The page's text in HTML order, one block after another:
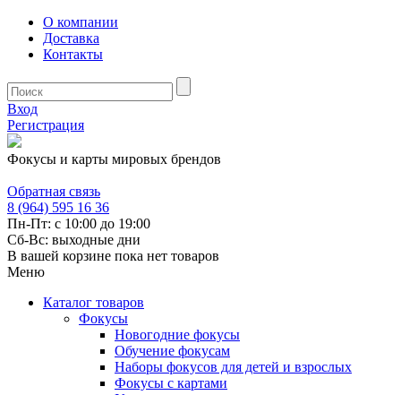
О компании
Доставка
Контакты
Вход
Регистрация
Фокусы и карты мировых брендов
Обратная связь
8 (964) 595 16 36
Пн-Пт: с 10:00 до 19:00
Сб-Вс: выходные дни
В вашей корзине пока нет товаров
Меню
Каталог товаров
Фокусы
Новогодние фокусы
Обучение фокусам
Наборы фокусов для детей и взрослых
Фокусы с картами